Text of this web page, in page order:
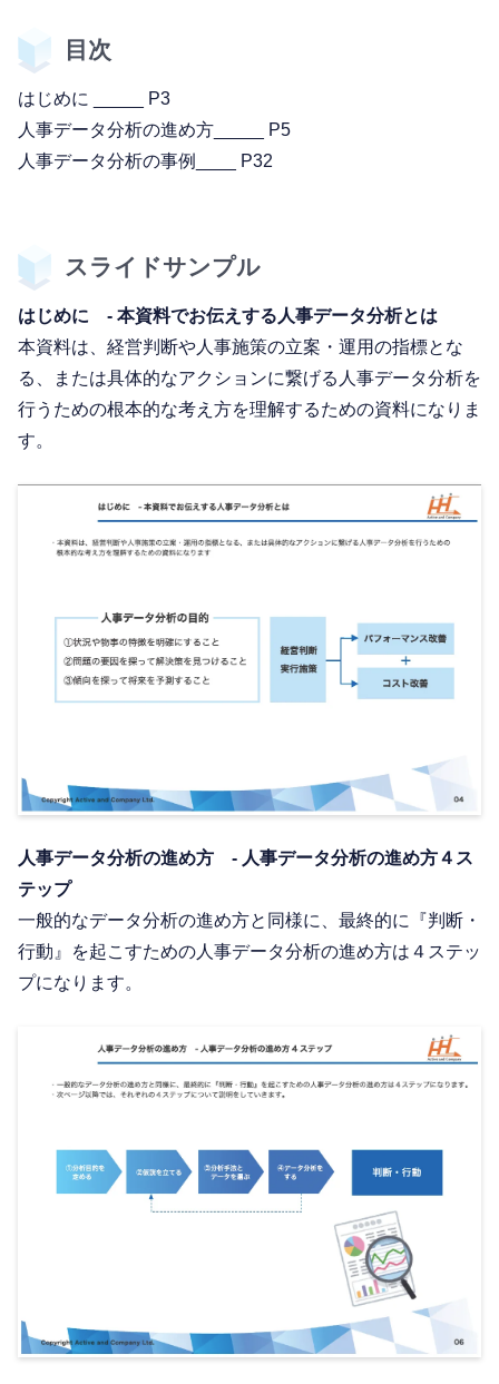
目次
はじめに _____ P3
人事データ分析の進め方_____ P5
人事データ分析の事例____ P32
スライドサンプル
はじめに - 本資料でお伝えする人事データ分析とは
本資料は、経営判断や人事施策の立案・運用の指標とな
る、または具体的なアクションに繋げる人事データ分析を
行うための根本的な考え方を理解するための資料になりま
す。
人事データ分析の進め方 - 人事データ分析の進め方４ス
テップ
一般的なデータ分析の進め方と同様に、最終的に『判断・
行動』を起こすための人事データ分析の進め方は４ステッ
プになります。